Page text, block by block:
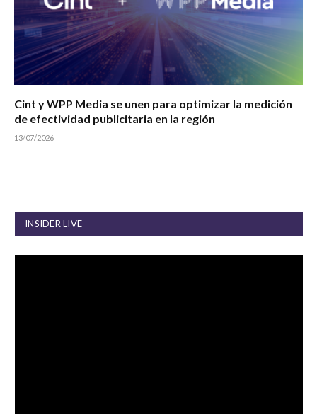
Cint y WPP Media se unen para optimizar la medición
de efectividad publicitaria en la región
13/07/2026
INSIDER LIVE